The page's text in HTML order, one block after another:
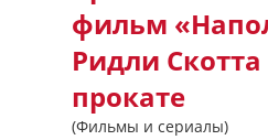
фильм
Ридли
прокате
(Фильмы и сериалы)